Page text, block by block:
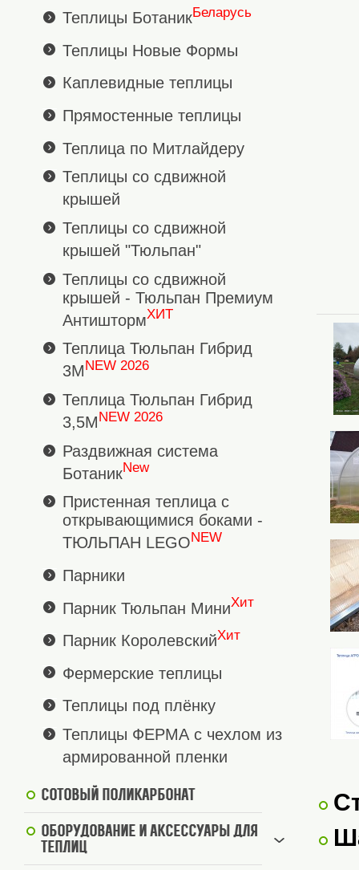
Теплицы БотаникБеларусь
Теплицы Новые Формы
Каплевидные теплицы
Прямостенные теплицы
Теплица по Митлайдеру
Теплицы со сдвижной
крышей
Теплицы со сдвижной
крышей "Тюльпан"
Теплицы со сдвижной
крышей - Тюльпан Премиум
АнтиштормХИТ
Теплица Тюльпан Гибрид
3М NEW 2026
Теплица Тюльпан Гибрид
3,5МNEW 2026
Раздвижная система
БотаникNew
Пристенная теплица с
открывающимися боками -
ТЮЛЬПАН LEGONEW
Парники
Парник Тюльпан МиниХит
Парник КоролевскийХит
Фермерские теплицы
Теплицы под плёнку
Теплицы ФЕРМА с чехлом из
армированной пленки
Сотовый поликарбонат
Оборудование и аксессуары для
теплиц